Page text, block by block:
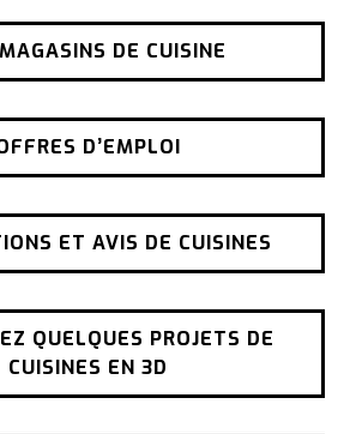
DE CUISINE
D’EMPLOI
ET AVIS DE CUISINES
QUELQUES PROJETS DE
CUISINES EN 3D